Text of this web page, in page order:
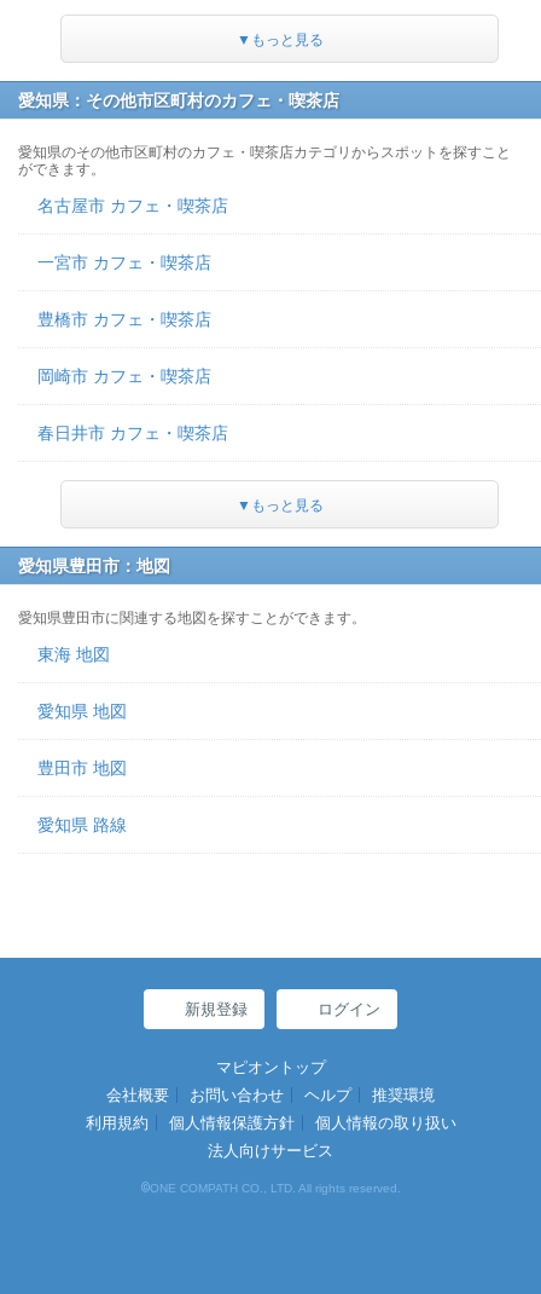
▼もっと見る
愛知県：その他市区町村のカフェ・喫茶店
愛知県のその他市区町村のカフェ・喫茶店カテゴリからスポットを探すこと
ができます。
名古屋市 カフェ・喫茶店
一宮市 カフェ・喫茶店
豊橋市 カフェ・喫茶店
岡崎市 カフェ・喫茶店
春日井市 カフェ・喫茶店
▼もっと見る
愛知県豊田市：地図
愛知県豊田市に関連する地図を探すことができます。
東海 地図
愛知県 地図
豊田市 地図
愛知県 路線
新規登録 ログイン
マピオントップ
会社概要
お問い合わせ ヘルプ
推奨環境
利用規約
個人情報保護方針
個人情報の取り扱い
法人向けサービス
©ONE COMPATH CO., LTD. All rights reserved.